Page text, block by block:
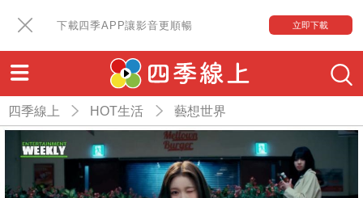
下載四季APP讓影音更順暢 立即下載
四季線上 HOT生活 藝想世界